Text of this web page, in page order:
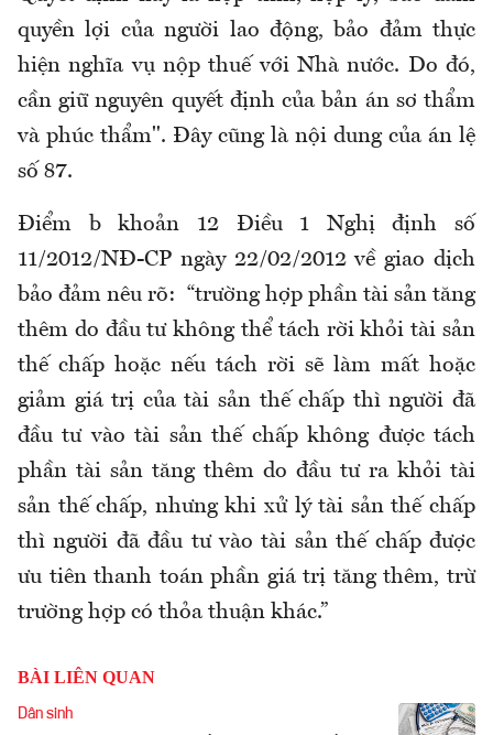
quyền lợi của người lao động, bảo đảm thực
hiện nghĩa vụ nộp thuế với Nhà nước. Do đó,
cần giữ nguyên quyết định của bản án sơ thẩm
và phúc thẩm". Đây cũng là nội dung của án lệ
số 87.
Điểm b khoản 12 Điều 1 Nghị định số
11/2012/NĐ-CP ngày 22/02/2012 về giao dịch
bảo đảm nêu rõ: “trường hợp phần tài sản tăng
thêm do đầu tư không thể tách rời khỏi tài sản
thế chấp hoặc nếu tách rời sẽ làm mất hoặc
giảm giá trị của tài sản thế chấp thì người đã
đầu tư vào tài sản thế chấp không được tách
phần tài sản tăng thêm do đầu tư ra khỏi tài
sản thế chấp, nhưng khi xử lý tài sản thế chấp
thì người đã đầu tư vào tài sản thế chấp được
ưu tiên thanh toán phần giá trị tăng thêm, trừ
trường hợp có thỏa thuận khác.”
BÀI LIÊN QUAN
Dân sinh